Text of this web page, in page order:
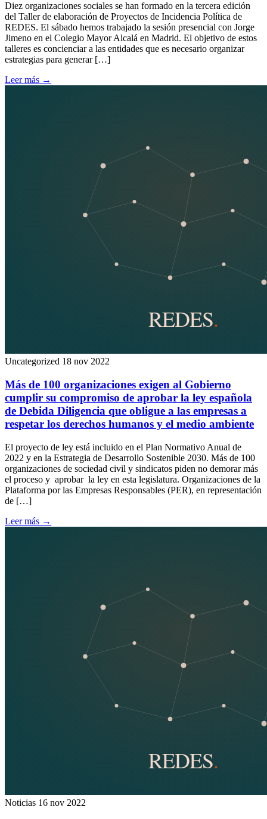
Diez organizaciones sociales se han formado en la tercera edición
del Taller de elaboración de Proyectos de Incidencia Política de
REDES. El sábado hemos trabajado la sesión presencial con Jorge
Jimeno en el Colegio Mayor Alcalá en Madrid. El objetivo de estos
talleres es concienciar a las entidades que es necesario organizar
estrategias para generar […]
Leer más →
Uncategorized 18 nov 2022
Más de 100 organizaciones exigen al Gobierno
cumplir su compromiso de aprobar la ley española
de Debida Diligencia que obligue a las empresas a
respetar los derechos humanos y el medio ambiente
El proyecto de ley está incluido en el Plan Normativo Anual de
2022 y en la Estrategia de Desarrollo Sostenible 2030. Más de 100
organizaciones de sociedad civil y sindicatos piden no demorar más
el proceso y aprobar la ley en esta legislatura. Organizaciones de la
Plataforma por las Empresas Responsables (PER), en representación
de […]
Leer más →
Noticias 16 nov 2022